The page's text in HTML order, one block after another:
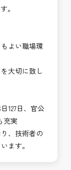
。
よい職場環
大切に致し
127日、官公
充実
、技術者の
ます。